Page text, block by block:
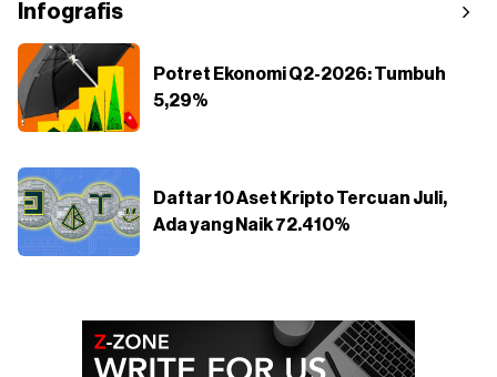
Infografis
Potret Ekonomi Q2-2026: Tumbuh
5,29%
Daftar 10 Aset Kripto Tercuan Juli,
Ada yang Naik 72.410%